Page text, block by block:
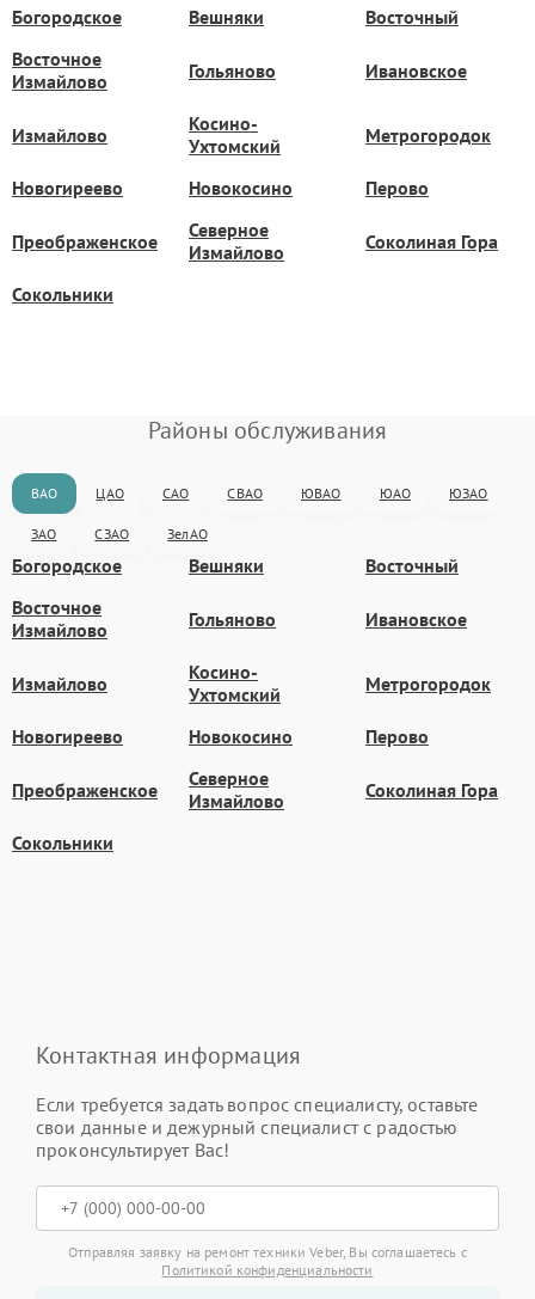
Богородское Вешняки
Восточный
Восточное
Измайлово
Гольяново Ивановское
Измайлово
Косино-
Ухтомский
Метрогородок
Новогиреево Новокосино Перово
Преображенское
Северное
Измайлово
Соколиная Гора
Сокольники
Районы обслуживания
ВАО ЦАО САО СВАО ЮВАО ЮАО ЮЗАО
ЗАО СЗАО ЗелАО
Богородское Вешняки
Восточный
Восточное
Измайлово
Гольяново Ивановское
Измайлово
Косино-
Ухтомский
Метрогородок
Новогиреево Новокосино Перово
Преображенское
Северное
Измайлово
Соколиная Гора
Сокольники
Контактная информация
Если требуется задать вопрос специалисту, оставьте
свои данные и дежурный специалист с радостью
проконсультирует Вас!
Отправляя заявку на ремонт техники Veber, Вы соглашаетесь с
Политикой конфиденциальности